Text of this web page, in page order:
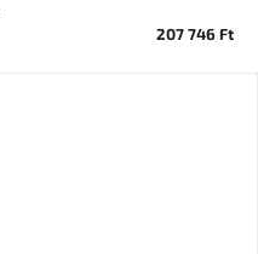
207 746 Ft